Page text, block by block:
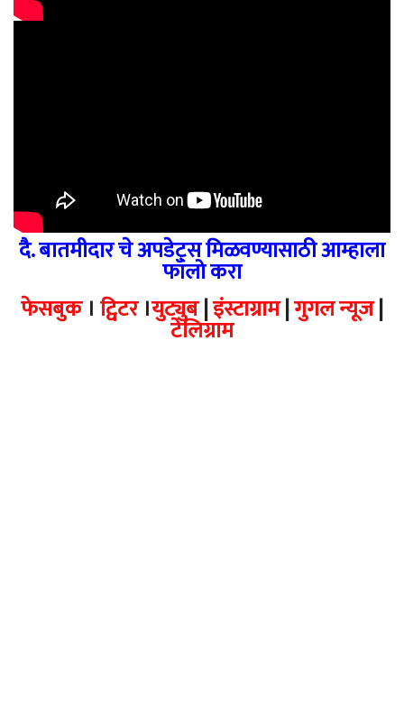
दै. बातमीदार चे अपडेट्स मिळवण्यासाठी आम्हाला
फॉलो करा
फेसबुक। ट्विटर।युट्युब|इंस्टाग्राम|गुगल न्यूज|
टेलिग्राम